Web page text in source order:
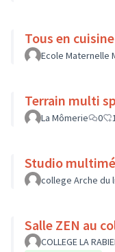
Tous en
Ecole Maternelle
Terrain multi
La Mômerie 0
Studio
college Arche du
Salle ZEN au
COLLEGE LA